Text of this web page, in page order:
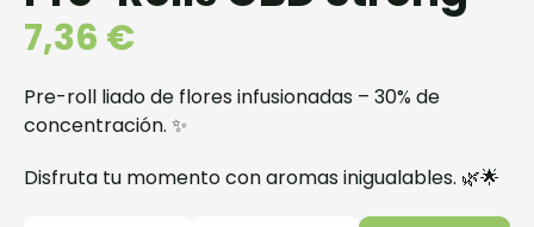
7,36 €
Pre-roll liado de flores infusionadas – 30% de
concentración. ✨
Disfruta tu momento con aromas inigualables. 🌿🌟